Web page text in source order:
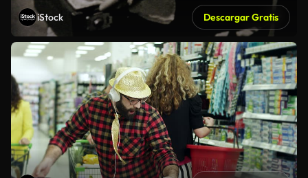
iStock Descargar Gratis